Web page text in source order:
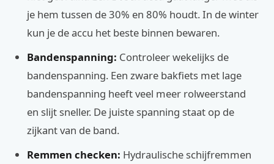
je hem tussen de 30% en 80% houdt. In de winter
kun je de accu het beste binnen bewaren.
Bandenspanning: Controleer wekelijks de
bandenspanning. Een zware bakfiets met lage
bandenspanning heeft veel meer rolweerstand
en slijt sneller. De juiste spanning staat op de
zijkant van de band.
Remmen checken: Hydraulische schijfremmen